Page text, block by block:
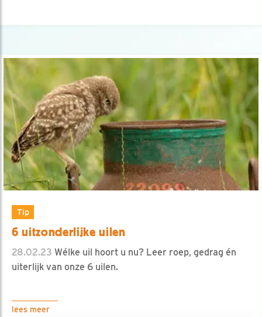
Tip
6 uitzonderlijke uilen
28.02.23 Wélke uil hoort u nu? Leer roep, gedrag én
uiterlijk van onze 6 uilen.
lees meer